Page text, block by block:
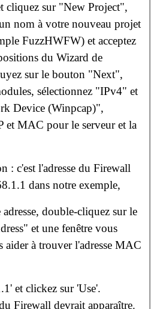
cliquez sur "New Project",
nom à votre nouveau projet
FuzzHWFW) et acceptez
du Wizard de
sur le bouton "Next",
sélectionnez "IPv4" et
Device (Winpcap)",
et MAC pour le serveur et la
: c'est l'adresse du Firewall
dans notre exemple,
double-cliquez sur le
et une fenêtre vous
aider à trouver l'adresse MAC
et clickez sur 'Use'.
Firewall devrait apparaître.